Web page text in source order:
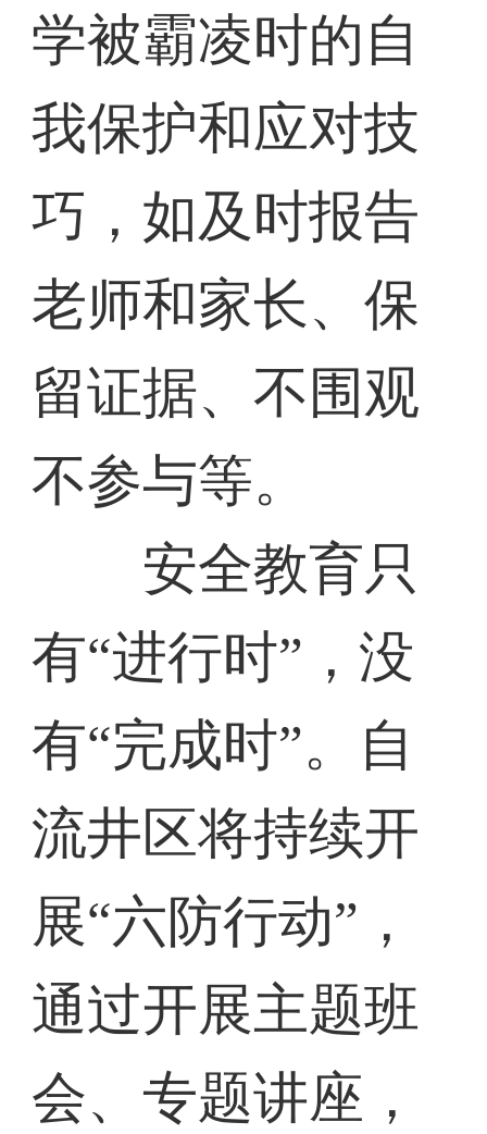
学被霸凌时的自
我保护和应对技
巧，如及时报告
老师和家长、保
留证据、不围观
不参与等。
安全教育只
有“进行时”，没
有“完成时”。自
流井区将持续开
展“六防行动”，
通过开展主题班
会、专题讲座，